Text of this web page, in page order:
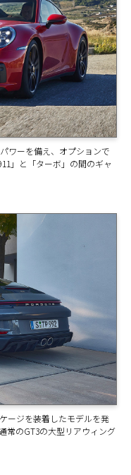
ワーを備え、オプションで
」と「ターボ」の間のギャ
ージを装着したモデルを発
常のGT3の大型リアウィング